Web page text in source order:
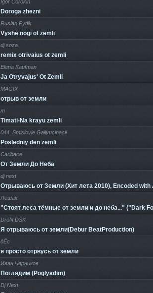
Igor Corokin
Doroga zhezni
Ruslan Pytlik
Vyshe nogi ot zemli
dj soza
remix otrivaius ot zemli
Elena Kaufman
Ja Otryvajus' Ot Zemli
MAGIX
отрыв от земли
т
Timati-Na krayu zemli
044_Smislovie Gallyucinacii
Posledniy den zemli
Caribace
От Земли До Неба
dj next
Отрываюсь от Земли (Хит лета 2010), Encoded with
Лешак
"Стоят леса тёмные от земли и до неба..." ("Dark
DroN DSK
Я отрываюсь от земли(Debur BeatProduction)
дЁс
я просто отрвусь от земли
Иван Черников
Поглядим (Poglyadim)
Dj Next